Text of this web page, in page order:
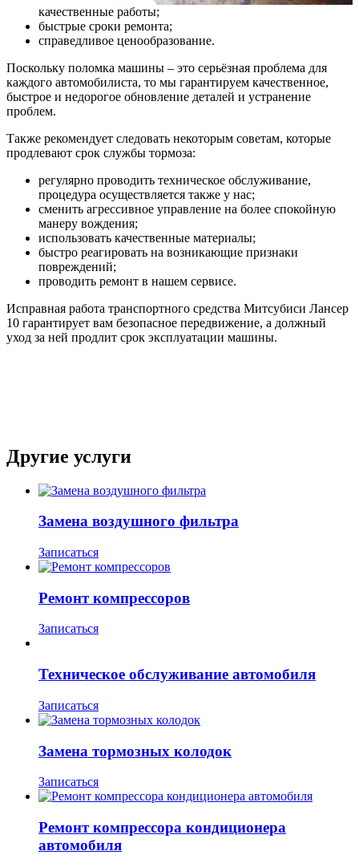
качественные работы;
быстрые сроки ремонта;
справедливое ценообразование.
Поскольку поломка машины – это серьёзная проблема для
каждого автомобилиста, то мы гарантируем качественное,
быстрое и недорогое обновление деталей и устранение
проблем.
Также рекомендует следовать некоторым советам, которые
продлевают срок службы тормоза:
регулярно проводить техническое обслуживание,
процедура осуществляется также у нас;
сменить агрессивное управление на более спокойную
манеру вождения;
использовать качественные материалы;
быстро реагировать на возникающие признаки
повреждений;
проводить ремонт в нашем сервисе.
Исправная работа транспортного средства Митсубиси Лансер
10 гарантирует вам безопасное передвижение, а должный
уход за ней продлит срок эксплуатации машины.
Другие услуги
Замена воздушного фильтра
Записаться
Ремонт компрессоров
Записаться
Техническое обслуживание автомобиля
Записаться
Замена тормозных колодок
Записаться
Ремонт компрессора кондиционера
автомобиля